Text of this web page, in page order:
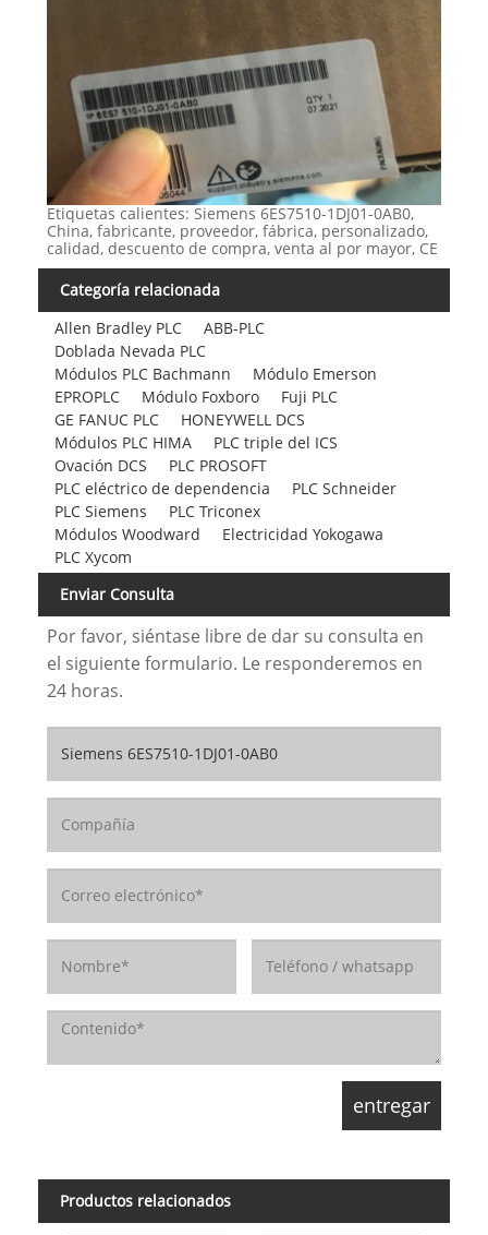
Etiquetas calientes: Siemens 6ES7510-1DJ01-0AB0,
China, fabricante, proveedor, fábrica, personalizado,
calidad, descuento de compra, venta al por mayor, CE
Categoría relacionada
Allen Bradley PLC
ABB-PLC
Doblada Nevada PLC
Módulos PLC Bachmann
Módulo Emerson
EPROPLC
Módulo Foxboro
Fuji PLC
GE FANUC PLC
HONEYWELL DCS
Módulos PLC HIMA
PLC triple del ICS
Ovación DCS
PLC PROSOFT
PLC eléctrico de dependencia
PLC Schneider
PLC Siemens
PLC Triconex
Módulos Woodward
Electricidad Yokogawa
PLC Xycom
Enviar Consulta
Por favor, siéntase libre de dar su consulta en
el siguiente formulario. Le responderemos en
24 horas.
Productos relacionados